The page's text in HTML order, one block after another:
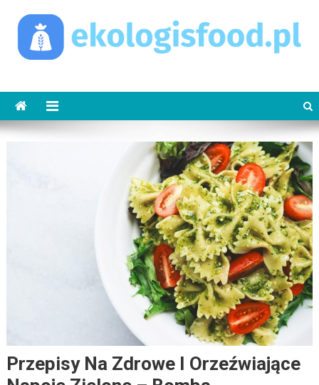
content
Przepisy Na Zdrowe I Orzeźwiające